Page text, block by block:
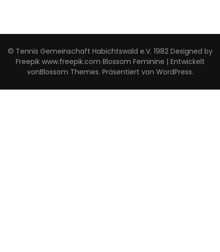
© Tennis Gemeinschaft Habichtswald e.V. 1982 Designed by
Freepik www.freepik.com Blossom Feminine | Entwickelt
vonBlossom Themes. Präsentiert von WordPress.